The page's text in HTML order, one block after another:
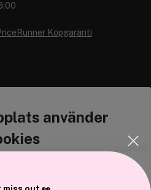
använder
att anpassa innehållet och